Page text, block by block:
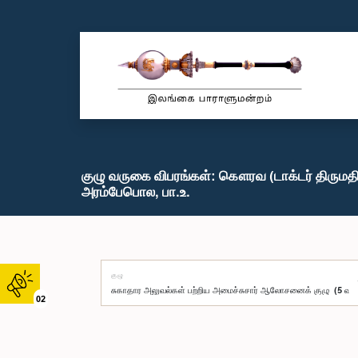
02
குழு வருகை விபரங்கள்: கௌரவ (டாக்டர்
அரம்பேபொல, பா.உ.
குழு